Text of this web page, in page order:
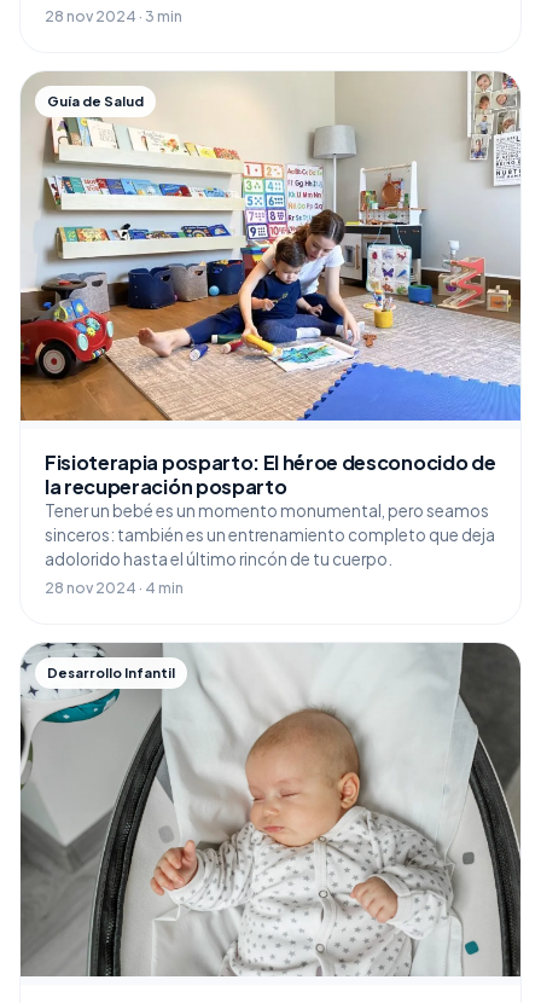
28 nov 2024 · 3 min
Guía de Salud
Fisioterapia posparto: El héroe desconocido de
la recuperación posparto
Tener un bebé es un momento monumental, pero seamos
sinceros: también es un entrenamiento completo que deja
adolorido hasta el último rincón de tu cuerpo.
28 nov 2024 · 4 min
Desarrollo Infantil